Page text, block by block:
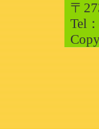
〒
Tel